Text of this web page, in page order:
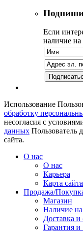
Если
наличие на
Использование
обработку
несогласия с
данных Пользователь
сайта.
О нас
О нас
Карьера
Карта сайта
Продажа/
Магазин
Наличие на
Доставка и
Гарантия и